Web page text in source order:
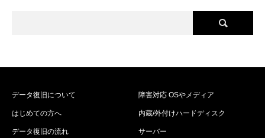
データ復旧について
はじめての方へ
データ復旧の流れ
障害対応 OSやメディア
内蔵/外付けハードディスク
サーバー